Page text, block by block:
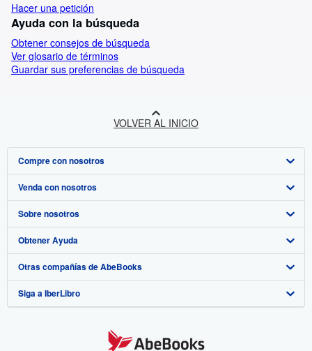
Hacer una petición
Ayuda con la búsqueda
Obtener consejos de búsqueda
Ver glosario de términos
Guardar sus preferencias de búsqueda
VOLVER AL INICIO
Compre con nosotros
Búsqueda avanzada
Colecciones
Mi cuenta
Mis pedidos
Ver carrito
Venda con nosotros
Comenzar a vender
Únase a nuestro programa de afiliados
Recomiende un vendedor
Sobre nosotros
Sobre IberLibro
Medios
Empleo
Preferencias de cookies
Obtener Ayuda
Preguntas frecuentes y guías
Atención al Cliente
Otras compañías de AbeBooks
AbeBooks.com
Siga a IberLibro